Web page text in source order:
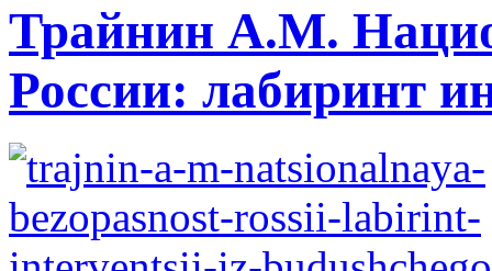
Трайнин А.М.
России: лабиринт